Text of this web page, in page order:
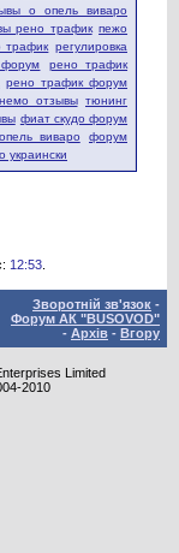
о опель виваро
рено трафик пежо
трафик регулировка
рено трафик
рено трафик форум
отзывы тюнинг
фиат скудо форум
виваро
форум
украински
12:53.
Зворотній зв'язок -
Форум АК "BUSOVOD"
- Архів - Вгору
Limited
2010